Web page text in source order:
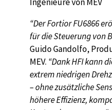
“Der Fortior FU6866
für die Steuerung von
Guido Gandolfo,
MEV. “Dank HFI kann
extrem niedrigen
– ohne zusätzliche
höhere Effizienz,